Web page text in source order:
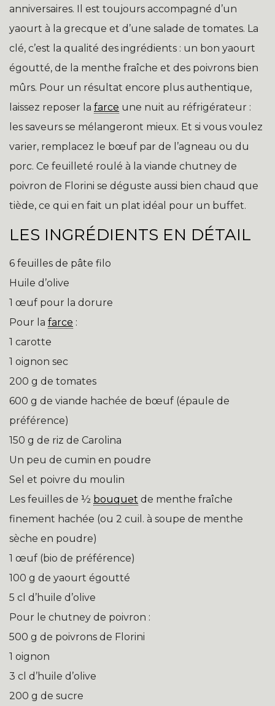
anniversaires. Il est toujours accompagné d’un
yaourt à la grecque et d’une salade de tomates. La
clé, c’est la qualité des ingrédients : un bon yaourt
égoutté, de la menthe fraîche et des poivrons bien
mûrs. Pour un résultat encore plus authentique,
laissez reposer la farce une nuit au réfrigérateur :
les saveurs se mélangeront mieux. Et si vous voulez
varier, remplacez le bœuf par de l’agneau ou du
porc. Ce feuilleté roulé à la viande chutney de
poivron de Florini se déguste aussi bien chaud que
tiède, ce qui en fait un plat idéal pour un buffet.
LES INGRÉDIENTS EN DÉTAIL
6 feuilles de pâte filo
Huile d’olive
1 œuf pour la dorure
Pour la farce :
1 carotte
1 oignon sec
200 g de tomates
600 g de viande hachée de bœuf (épaule de
préférence)
150 g de riz de Carolina
Un peu de cumin en poudre
Sel et poivre du moulin
Les feuilles de ½ bouquet de menthe fraîche
finement hachée (ou 2 cuil. à soupe de menthe
sèche en poudre)
1 œuf (bio de préférence)
100 g de yaourt égoutté
5 cl d’huile d’olive
Pour le chutney de poivron :
500 g de poivrons de Florini
1 oignon
3 cl d’huile d’olive
200 g de sucre